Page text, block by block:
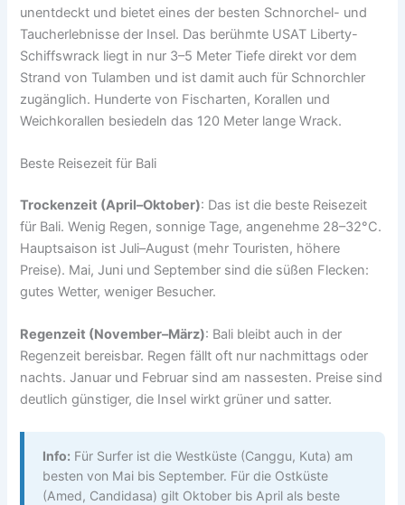
unentdeckt und bietet eines der besten Schnorchel- und
Taucherlebnisse der Insel. Das berühmte USAT Liberty-
Schiffswrack liegt in nur 3–5 Meter Tiefe direkt vor dem
Strand von Tulamben und ist damit auch für Schnorchler
zugänglich. Hunderte von Fischarten, Korallen und
Weichkorallen besiedeln das 120 Meter lange Wrack.
Beste Reisezeit für Bali
Trockenzeit (April–Oktober): Das ist die beste Reisezeit
für Bali. Wenig Regen, sonnige Tage, angenehme 28–32°C.
Hauptsaison ist Juli–August (mehr Touristen, höhere
Preise). Mai, Juni und September sind die süßen Flecken:
gutes Wetter, weniger Besucher.
Regenzeit (November–März): Bali bleibt auch in der
Regenzeit bereisbar. Regen fällt oft nur nachmittags oder
nachts. Januar und Februar sind am nassesten. Preise sind
deutlich günstiger, die Insel wirkt grüner und satter.
Info: Für Surfer ist die Westküste (Canggu, Kuta) am
besten von Mai bis September. Für die Ostküste
(Amed, Candidasa) gilt Oktober bis April als beste